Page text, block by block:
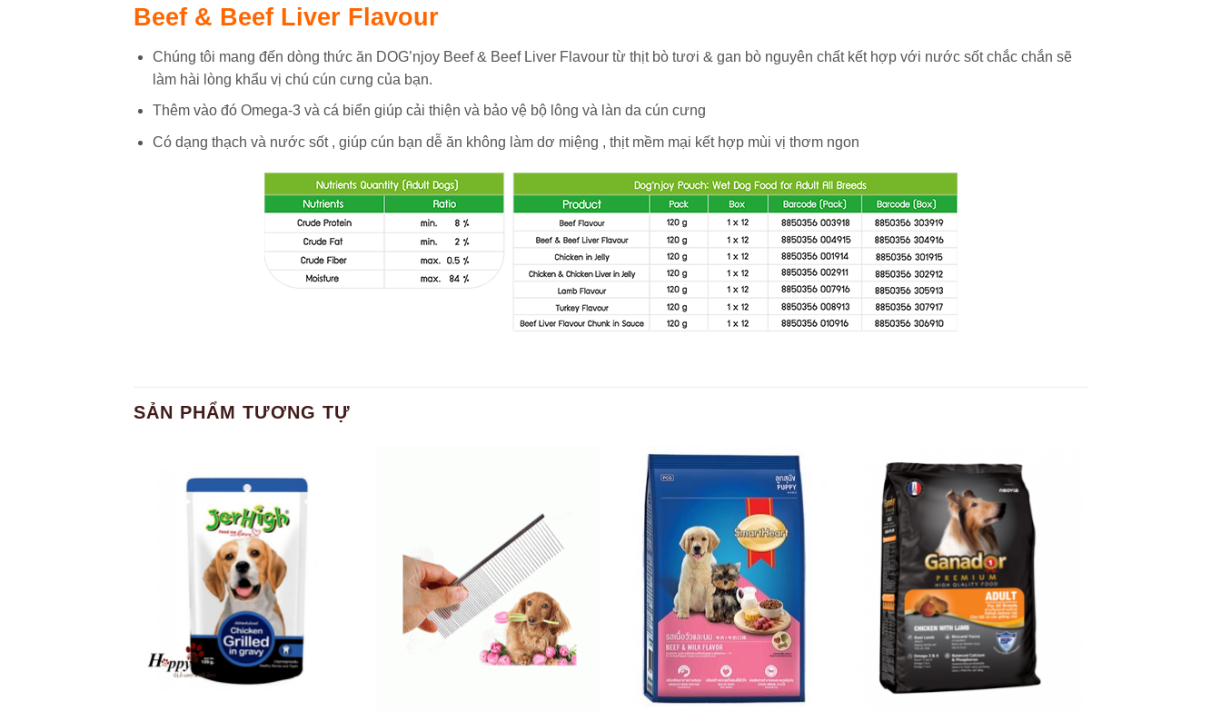
Beef & Beef Liver Flavour
Chúng tôi mang đến dòng thức ăn DOG’njoy Beef & Beef Liver Flavour từ thịt bò tươi & gan bò nguyên chất kết hợp với nước sốt chắc chắn sẽ
làm hài lòng khẩu vị chú cún cưng của bạn.
Thêm vào đó Omega-3 và cá biển giúp cải thiện và bảo vệ bộ lông và làn da cún cưng
Có dạng thạch và nước sốt , giúp cún bạn dễ ăn không làm dơ miệng , thịt mềm mại kết hợp mùi vị thơm ngon
SẢN PHẨM TƯƠNG TỰ